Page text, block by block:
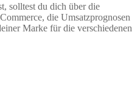
solltest du dich über die
die Umsatzprognosen
Marke für die verschiedenen